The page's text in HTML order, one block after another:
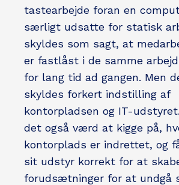
tastearbejde foran en
særligt udsatte for statisk
skyldes som sagt, at
er fastlåst i de samme
for lang tid ad gangen. Men
skyldes forkert indstilling af
kontorpladsen og IT-
det også værd at kigge på,
kontorplads er indrettet, og
sit udstyr korrekt for at
forudsætninger for at undgå